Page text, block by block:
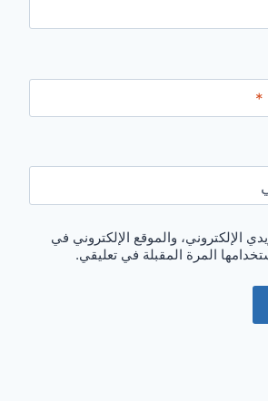
*
الإلكتروني، والموقع الإلكتروني في
المرة المقبلة في تعليقي.